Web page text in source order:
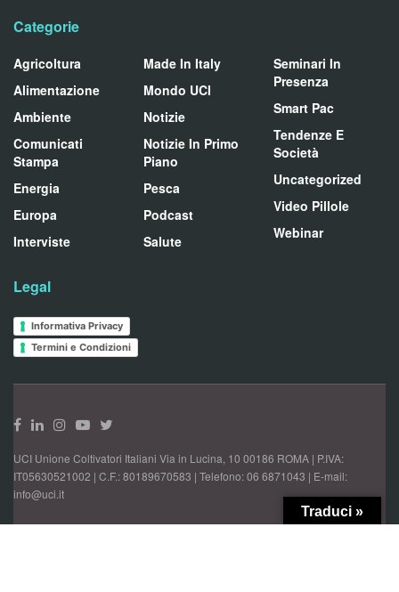
Categorie
Agricoltura
Alimentazione
Ambiente
Comunicati
Stampa
Energia
Europa
Interviste
Made In Italy
Mondo UCI
Notizie
Notizie In Primo
Piano
Pesca
Podcast
Salute
Seminari In
Presenza
Smart Pac
Tendenze E
Società
Uncategorized
Video Pillole
Webinar
Legal
Informativa Privacy
Termini e Condizioni
UCI Unione Coltivatori Italiani Via in Lucina, 10 00186 ROMA | P.IVA:
IT05630521002 | C.F.: 80189670583 | Telefono: 06 6871043 | E-mail:
info@uci.it
Traduci »